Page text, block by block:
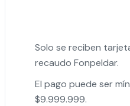
Solo se reciben
recaudo Fonpeldar.
El pago puede ser
$9.999.999.